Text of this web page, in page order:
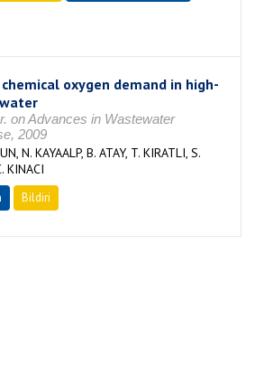
oxygen demand in high-
on Advances in Wastewater
2009
N. KAYAALP, B. ATAY, T. KIRATLI, S.
KINACI
Bildiri